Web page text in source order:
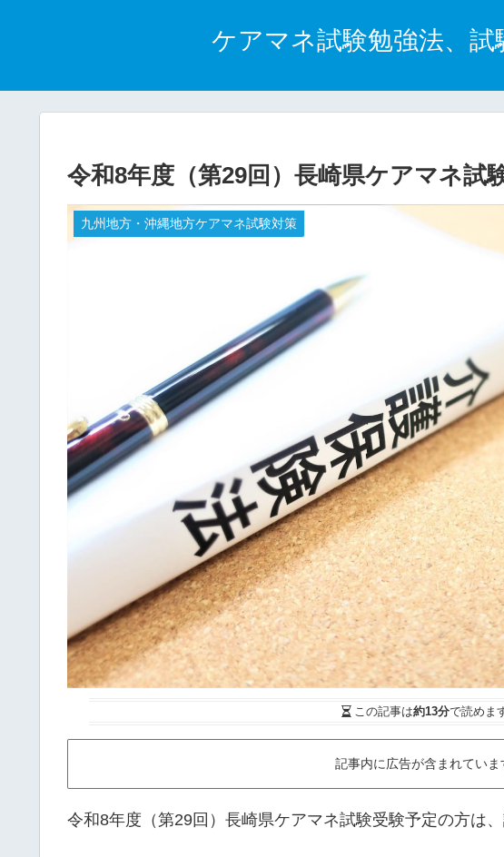
ケアマネ試験勉強法、試
令和8年度（第29回）長崎県ケアマネ
九州地方・沖縄地方ケアマネ試験対策
この記事は約13分で読めま
記事内に広告が含まれていま
令和8年度（第29回）長崎県ケアマネ試験受験予定の方は